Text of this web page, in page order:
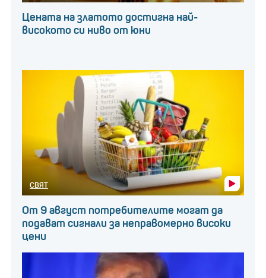
Цената на златото достигна най-
високото си ниво от юни
СВЯТ
От 9 август потребителите могат да
подават сигнали за неправомерно високи
цени